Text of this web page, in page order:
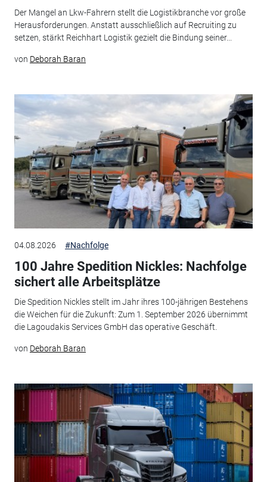
Der Mangel an Lkw-Fahrern stellt die Logistikbranche vor große
Herausforderungen. Anstatt ausschließlich auf Recruiting zu
setzen, stärkt Reichhart Logistik gezielt die Bindung seiner...
von Deborah Baran
04.08.2026 #Nachfolge
100 Jahre Spedition Nickles: Nachfolge
sichert alle Arbeitsplätze
Die Spedition Nickles stellt im Jahr ihres 100-jährigen Bestehens
die Weichen für die Zukunft: Zum 1. September 2026 übernimmt
die Lagoudakis Services GmbH das operative Geschäft.
von Deborah Baran